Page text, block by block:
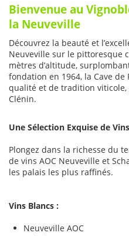
Bienvenue au
la Neuveville
Découvrez la beauté et
Neuveville sur le pittoresque
mètres d’altitude,
fondation en 1964, la Cave
qualité et de tradition viticole,
Clénin.
Une Sélection Exquise de Vins
Plongez dans la richesse du
de vins AOC Neuveville et
les palais les plus raffinés.
Vins Blancs :
Neuveville AOC